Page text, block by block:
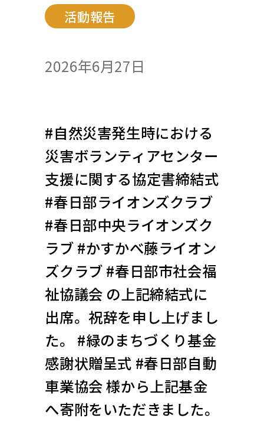
活動報告
2026年6月27日
#自然災害発生時における
災害ボランティアセンター
支援に関する協定書締結式
#春日部ライオンズクラブ
#春日部中央ライオンズク
ラブ #かすかべ藤ライオン
ズクラブ #春日部市社会福
祉協議会 の上記締結式に
出席。祝辞を申し上げまし
た。 #緑のまちづくり基金
感謝状贈呈式 #春日部自動
車業協会 様から上記基金
へ寄附をいただきました。